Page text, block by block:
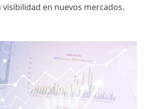
visibilidad en nuevos mercados.